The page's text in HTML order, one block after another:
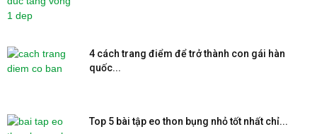
4 cách trang điểm để trở thành con gái hàn
quốc...
Top 5 bài tập eo thon bụng nhỏ tốt nhất chỉ...